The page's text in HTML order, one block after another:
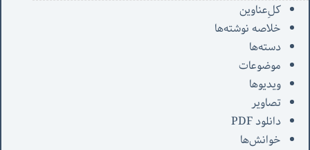
کل‌ِعناوین
خلاصه نوشته‌ها
دسته‌ها
موضوعات
ویدیوها
تصاویر
دانلود PDF
خوانش‌ها